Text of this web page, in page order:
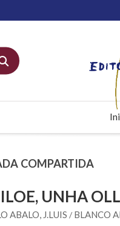
COMPARTIDA
UNHA
ABALO, J.LUIS / BLANCO